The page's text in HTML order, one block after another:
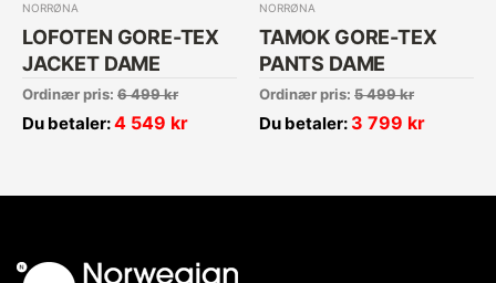
NORRØNA
LOFOTEN GORE-TEX
JACKET DAME
Ordinær pris: 6 499kr
Du betaler:4 549 kr
NORRØNA
TAMOK GORE-TEX
PANTS DAME
Ordinær pris: 5 499kr
Du betaler: 3 799 kr